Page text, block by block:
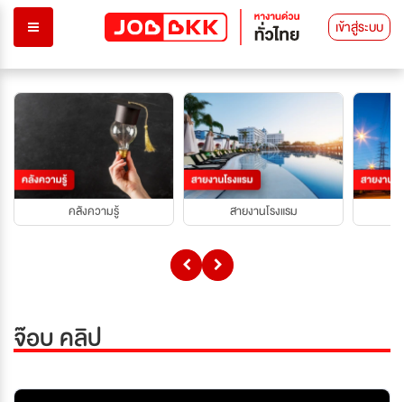
เข้าสู่ระบบ
คลังความรู้ สายงานโรงแรม
จ๊อบ คลิป